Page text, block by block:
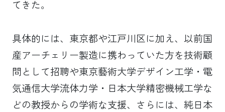
てきた。
具体的には、東京都や江戸川区に加え、以前国
産アーチェリー製造に携わっていた方を技術顧
問として招聘や東京藝術大学デザイン工学・電
気通信大学流体力学・日本大学精密機械工学な
どの教授からの学術な支援、さらには、純日本